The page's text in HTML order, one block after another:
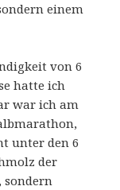
einem
von 6
hatte ich
war ich am
unter den 6
der
sondern